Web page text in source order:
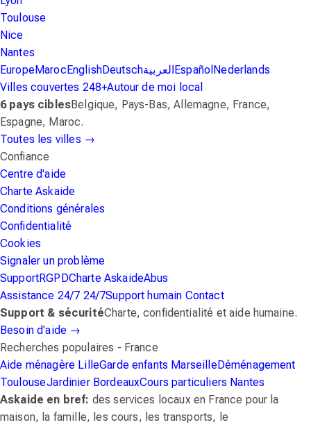
Toulouse
Nice
Nantes
EuropeMarocEnglishDeutschالعربيةEspañol Nederlands
Villes couvertes 248+Autour de moi local
6 pays ciblesBelgique, Pays-Bas, Allemagne, France,
Espagne, Maroc.
Toutes les villes →
Confiance
Centre d'aide
Charte Askaide
Conditions générales
Confidentialité
Cookies
Signaler un problème
SupportRGPDCharte AskaideAbus
Assistance 24/7 24/7Support humain Contact
Support & sécuritéCharte, confidentialité et aide humaine.
Besoin d'aide →
Recherches populaires - France
Aide ménagère LilleGarde enfants MarseilleDéménagement
ToulouseJardinier BordeauxCours particuliers Nantes
Askaide en bref: des services locaux en France pour la
maison, la famille, les cours, les transports, le